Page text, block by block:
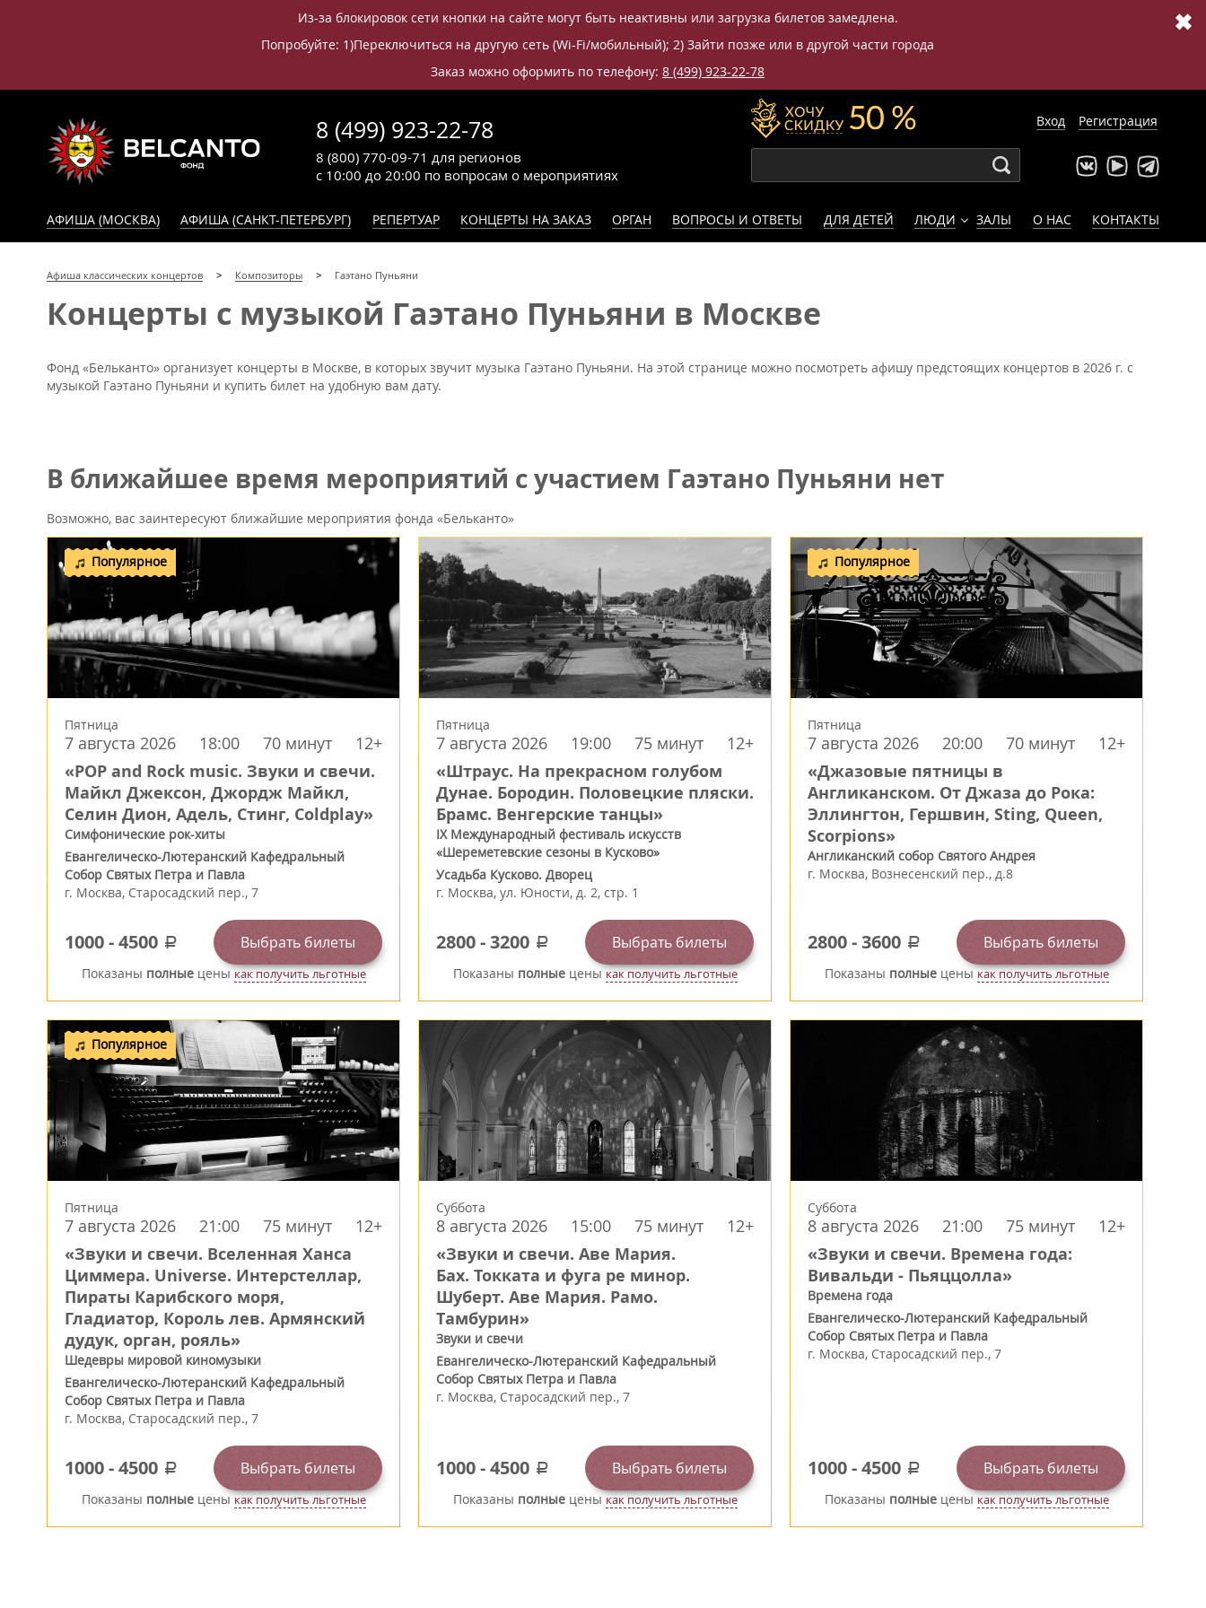
Из-за блокировок сети кнопки на сайте могут быть неактивны или загрузка билетов замедлена.
Попробуйте: 1)Переключиться на другую сеть (Wi-Fi/мобильный); 2) Зайти позже или в другой части города
Заказ можно оформить по телефону: 8 (499) 923-22-78
✖
8 (499) 923-22-78
с 10:00 до 20:00 по вопросам о мероприятиях
8 (800) 770-09-71 для регионов
Вход Регистрация
АФИША (МОСКВА) АФИША (САНКТ-ПЕТЕРБУРГ) РЕПЕРТУАР КОНЦЕРТЫ НА ЗАКАЗ ОРГАН ВОПРОСЫ И ОТВЕТЫ ДЛЯ ДЕТЕЙ ЛЮДИ ЗАЛЫ О НАС КОНТАКТЫ
Афиша классических концертов Композиторы Гаэтано Пуньяни
Концерты с музыкой Гаэтано Пуньяни в Москве
Фонд «Бельканто» организует концерты в Москве, в которых звучит музыка Гаэтано Пуньяни. На этой странице можно посмотреть афишу предстоящих концертов в 2026 г. с
музыкой Гаэтано Пуньяни и купить билет на удобную вам дату.
В ближайшее время мероприятий с участием Гаэтано Пуньяни нет
Возможно, вас заинтересуют ближайшие мероприятия фонда «Бельканто»
Популярное
Пятница
7 августа 2026 18:00 70 минут 12+
«POP and Rock music. Звуки и свечи.
Майкл Джексон, Джордж Майкл,
Селин Дион, Адель, Стинг, Coldplay»
Симфонические рок-хиты
Евангелическо-Лютеранский Кафедральный
Собор Святых Петра и Павла
г. Москва, Старосадский пер., 7
1000-4500 a Выбрать билеты
Показаны полныеценыкак получить льготные
Пятница
7 августа 2026 19:00 75 минут 12+
«Штраус. На прекрасном голубом
Дунае. Бородин. Половецкие пляски.
Брамс. Венгерские танцы»
IX Международный фестиваль искусств
«Шереметевские сезоны в Кусково»
Усадьба Кусково. Дворец
г. Москва, ул. Юности, д. 2, стр. 1
2800-3200 a Выбрать билеты
Показаны полныеценыкак получить льготные
Популярное
Пятница
7 августа 2026 20:00 70 минут 12+
«Джазовые пятницы в
Англиканском. От Джаза до Рока:
Эллингтон, Гершвин, Sting, Queen,
Scorpions»
Англиканский собор Святого Андрея
г. Москва, Вознесенский пер., д.8
2800-3600 a Выбрать билеты
Показаны полныеценыкак получить льготные
Популярное
Пятница
7 августа 2026 21:00 75 минут 12+
«Звуки и свечи. Вселенная Ханса
Циммера. Universe. Интерстеллар,
Пираты Карибского моря,
Гладиатор, Король лев. Армянский
дудук, орган, рояль»
Шедевры мировой киномузыки
Евангелическо-Лютеранский Кафедральный
Собор Святых Петра и Павла
г. Москва, Старосадский пер., 7
1000-4500 a Выбрать билеты
Показаны полныеценыкак получить льготные
Суббота
8 августа 2026 15:00 75 минут 12+
«Звуки и свечи. Аве Мария.
Бах. Токката и фуга ре минор.
Шуберт. Аве Мария. Рамо.
Тамбурин»
Звуки и свечи
Евангелическо-Лютеранский Кафедральный
Собор Святых Петра и Павла
г. Москва, Старосадский пер., 7
1000-4500 a Выбрать билеты
Показаны полныеценыкак получить льготные
Суббота
8 августа 2026 21:00 75 минут 12+
«Звуки и свечи. Времена года:
Вивальди - Пьяццолла»
Времена года
Евангелическо-Лютеранский Кафедральный
Собор Святых Петра и Павла
г. Москва, Старосадский пер., 7
1000-4500 a Выбрать билеты
Показаны полныеценыкак получить льготные